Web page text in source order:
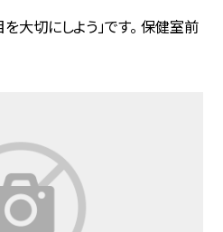
大切にしよう」です。 保健室前